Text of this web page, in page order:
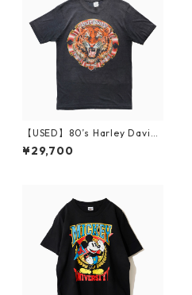
【USED】80’s Harley Davids
on DAYTONA 87 T-Shirt
¥29,700